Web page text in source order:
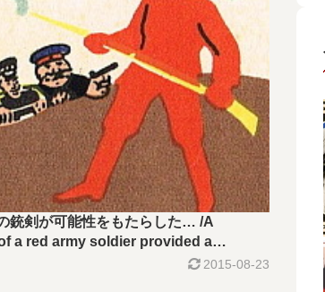
銃剣が可能性をもたらした… /A
a red army soldier provided a
2015-08-23